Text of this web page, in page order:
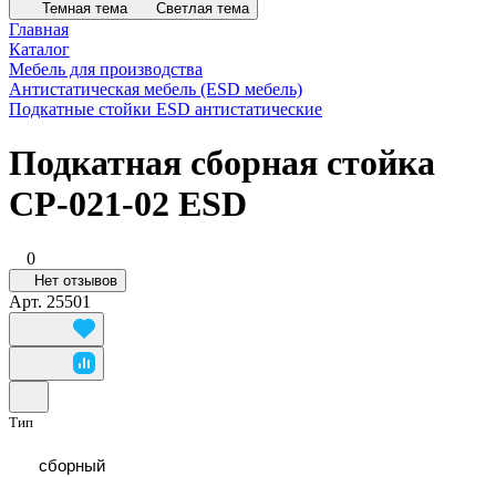
Темная тема Светлая тема
Главная
Каталог
Мебель для производства
Антистатическая мебель (ESD мебель)
Подкатные стойки ESD антистатические
Подкатная сборная стойка
СР-021-02 ESD
0
Нет отзывов
Арт. 25501
Тип
сборный